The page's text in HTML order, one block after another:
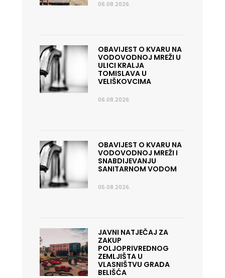
06.08.2026.
OBAVIJEST O KVARU NA
VODOVODNOJ MREŽI U
ULICI KRALJA
TOMISLAVA U
VELIŠKOVCIMA
06.08.2026.
OBAVIJEST O KVARU NA
VODOVODNOJ MREŽI I
SNABDIJEVANJU
SANITARNOM VODOM
05.08.2026.
JAVNI NATJEČAJ ZA
ZAKUP
POLJOPRIVREDNOG
ZEMLJIŠTA U
VLASNIŠTVU GRADA
BELIŠĆA